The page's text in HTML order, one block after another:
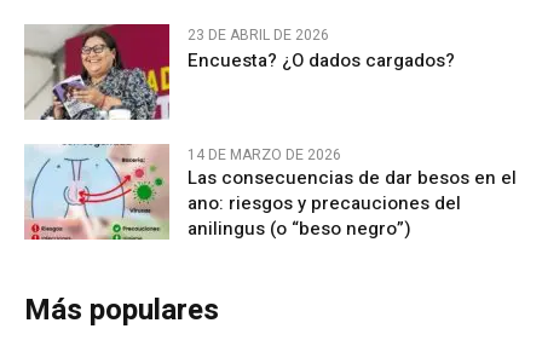
23 DE ABRIL DE 2026
Encuesta? ¿O dados cargados?
14 DE MARZO DE 2026
Las consecuencias de dar besos en el
ano: riesgos y precauciones del
anilingus (o “beso negro”)
Más populares